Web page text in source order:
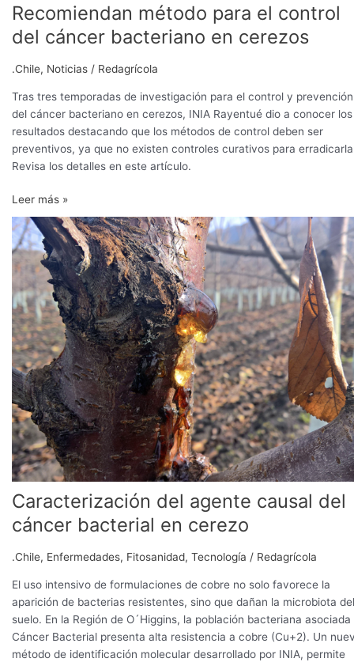
Recomiendan método para el control
del cáncer bacteriano en cerezos
.Chile, Noticias / Redagrícola
Tras tres temporadas de investigación para el control y prevención
del cáncer bacteriano en cerezos, INIA Rayentué dio a conocer los
resultados destacando que los métodos de control deben ser
preventivos, ya que no existen controles curativos para
Revisa los detalles en este artículo.
Leer más »
Caracterización del agente causal del
cáncer bacterial en cerezo
.Chile, Enfermedades, Fitosanidad, Tecnología / Redagrícola
El uso intensivo de formulaciones de cobre no solo favorece la
aparición de bacterias resistentes, sino que dañan la microbiota del
suelo. En la Región de O´Higgins, la población bacteriana asociada
Cáncer Bacterial presenta alta resistencia a cobre (Cu+2). Un
método de identificación molecular desarrollado por INIA, permite
Caracterización
del
agente
causal
del
cáncer
bacterial
en
cerezo